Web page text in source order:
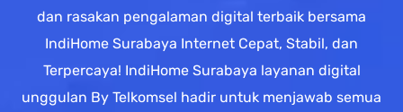
dan rasakan pengalaman digital terbaik bersama
IndiHome Surabaya Internet Cepat, Stabil, dan
Terpercaya! IndiHome Surabaya layanan digital
unggulan By Telkomsel hadir untuk menjawab semua